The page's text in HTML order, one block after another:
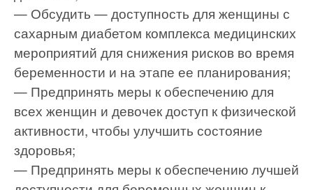
— Обсудить — доступность для женщины с
сахарным диабетом комплекса медицинских
мероприятий для снижения рисков во время
беременности и на этапе ее планирования;
— Предпринять меры к обеспечению для
всех женщин и девочек доступ к физической
активности, чтобы улучшить состояние
здоровья;
— Предпринять меры к обеспечению лучшей